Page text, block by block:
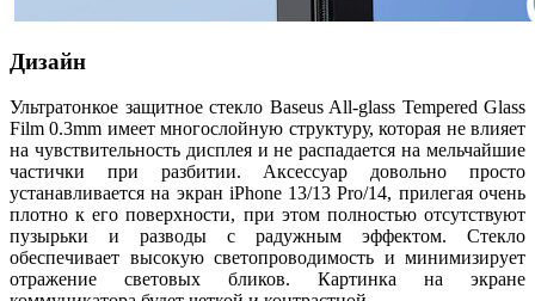
Дизайн
Ультратонкое защитное стекло Baseus All-glass Tempered Glass
Film 0.3mm имеет многослойную структуру, которая не влияет
на чувствительность дисплея и не распадается на мельчайшие
частички при разбитии. Аксессуар довольно просто
устанавливается на экран iPhone 13/13 Pro/14, прилегая очень
плотно к его поверхности, при этом полностью отсутствуют
пузырьки и разводы с радужным эффектом. Стекло
обеспечивает высокую светопроводимость и минимизирует
отражение световых бликов. Картинка на экране